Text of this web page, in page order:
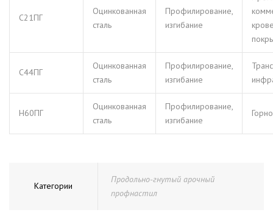
С21ПГ
Оцинкованная
сталь
Профилирование,
изгибание
С44ПГ
Оцинкованная
сталь
Профилирование,
изгибание
Н60ПГ
Оцинкованная
сталь
Профилирование,
изгибание
Категории
Продольно-гнутый арочный
профнастил